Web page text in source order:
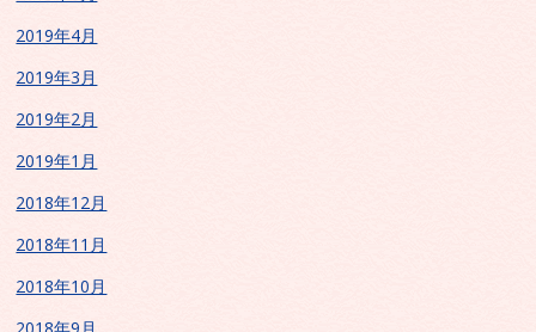
2019年4月
2019年3月
2019年2月
2019年1月
2018年12月
2018年11月
2018年10月